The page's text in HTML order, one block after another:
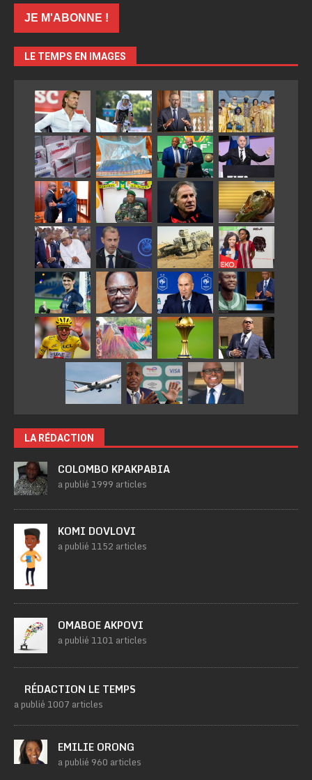
LE TEMPS EN IMAGES
LA RÉDACTION
COLOMBO KPAKPABIA
a publié 1999 articles
KOMI DOVLOVI
a publié 1152 articles
OMABOE AKPOVI
a publié 1101 articles
RÉDACTION LE TEMPS
a publié 1007 articles
EMILIE ORONG
a publié 960 articles